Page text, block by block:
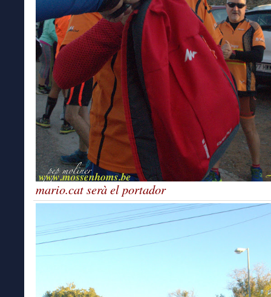
mario.cat serà el portador